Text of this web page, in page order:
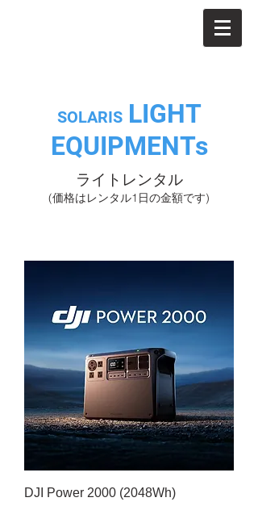
SOLARIS LIGHT
EQUIPMENTs
ライトレンタル
(価格はレンタル1日の金額です)
DJI Power 2000 (2048Wh)